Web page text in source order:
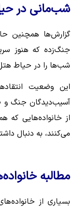
شب‌مانی در
گزارش‌ها همچنین
جنگ‌زده که هنوز
شب‌ها را در حیاط
این وضعیت
آسیب‌دیدگان جنگ و
از خانواده‌هایی
می‌کنند، به دنبال
مطالبه
بسیاری از